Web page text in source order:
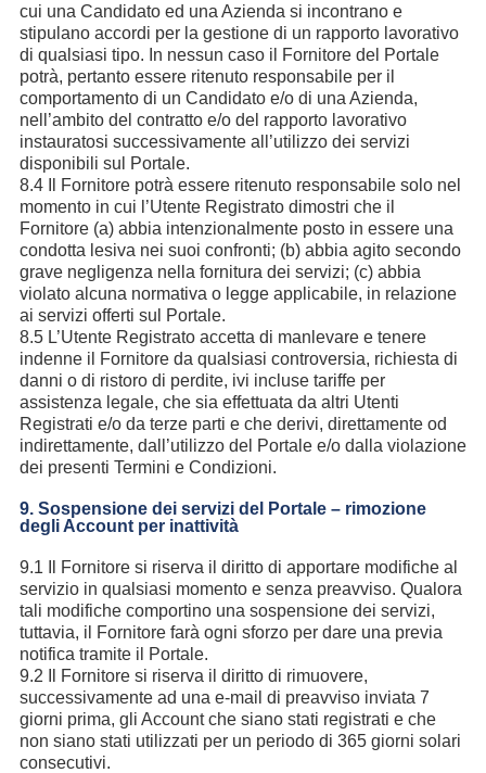
cui una Candidato ed una Azienda si incontrano e
stipulano accordi per la gestione di un rapporto lavorativo
di qualsiasi tipo. In nessun caso il Fornitore del Portale
potrà, pertanto essere ritenuto responsabile per il
comportamento di un Candidato e/o di una Azienda,
nell’ambito del contratto e/o del rapporto lavorativo
instauratosi successivamente all’utilizzo dei servizi
disponibili sul Portale.
8.4 Il Fornitore potrà essere ritenuto responsabile solo nel
momento in cui l’Utente Registrato dimostri che il
Fornitore (a) abbia intenzionalmente posto in essere una
condotta lesiva nei suoi confronti; (b) abbia agito secondo
grave negligenza nella fornitura dei servizi; (c) abbia
violato alcuna normativa o legge applicabile, in relazione
ai servizi offerti sul Portale.
8.5 L’Utente Registrato accetta di manlevare e tenere
indenne il Fornitore da qualsiasi controversia, richiesta di
danni o di ristoro di perdite, ivi incluse tariffe per
assistenza legale, che sia effettuata da altri Utenti
Registrati e/o da terze parti e che derivi, direttamente od
indirettamente, dall’utilizzo del Portale e/o dalla violazione
dei presenti Termini e Condizioni.
9. Sospensione dei servizi del Portale – rimozione
degli Account per inattività
9.1 Il Fornitore si riserva il diritto di apportare modifiche al
servizio in qualsiasi momento e senza preavviso. Qualora
tali modifiche comportino una sospensione dei servizi,
tuttavia, il Fornitore farà ogni sforzo per dare una previa
notifica tramite il Portale.
9.2 Il Fornitore si riserva il diritto di rimuovere,
successivamente ad una e-mail di preavviso inviata 7
giorni prima, gli Account che siano stati registrati e che
non siano stati utilizzati per un periodo di 365 giorni solari
consecutivi.